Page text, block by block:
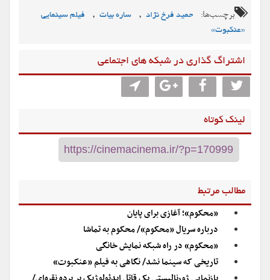
برچسب‌ها: حمید فرخ نژاد , ساره بیات ,
فیلم سینمایی
«عنکبوت»
اشتراگ گذاری در شبکه های اجتماعی
لینک کوتاه
مطالب مرتبط
«محکوم»؛ آغازی برای پایان
درباره سریال «محکوم»/ محکوم به تماشا
«محکوم» در راه شبکه نمایش خانگی
تاریخی که سینما نشد/ نگاهی به فیلم «عنکبوت»